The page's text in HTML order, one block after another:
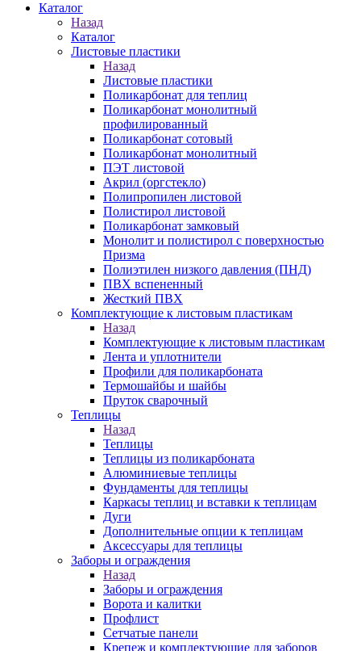
Каталог
Назад
Каталог
Листовые пластики
Назад
Листовые пластики
Поликарбонат для теплиц
Поликарбонат монолитный
профилированный
Поликарбонат сотовый
Поликарбонат монолитный
ПЭТ листовой
Акрил (оргстекло)
Полипропилен листовой
Полистирол листовой
Поликарбонат замковый
Монолит и полистирол с поверхностью
Призма
Полиэтилен низкого давления (ПНД)
ПВХ вспененный
Жесткий ПВХ
Комплектующие к листовым пластикам
Назад
Комплектующие к листовым пластикам
Лента и уплотнители
Профили для поликарбоната
Термошайбы и шайбы
Пруток сварочный
Теплицы
Назад
Теплицы
Теплицы из поликарбоната
Алюминиевые теплицы
Фундаменты для теплицы
Каркасы теплиц и вставки к теплицам
Дуги
Дополнительные опции к теплицам
Аксессуары для теплицы
Заборы и ограждения
Назад
Заборы и ограждения
Ворота и калитки
Профлист
Сетчатые панели
Крепеж и комплектующие для заборов